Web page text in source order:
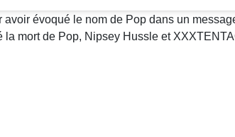
évoqué le nom de Pop dans un
la mort de Pop, Nipsey Hussle et